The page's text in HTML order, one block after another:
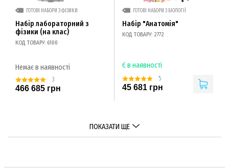
ГОТОВІ НАБОРИ З ФІЗИКИ
Набір лабораторний з
фізики (на клас)
КОД ТОВАРУ: 6100
Немає в наявності
3
466 685 грн
ГОТОВІ НАБОРИ З БІОЛОГІЇ
Набір "Анатомія"
КОД ТОВАРУ: 2772
Є в наявності
5
45 681 грн
ПОКАЗАТИ ЩЕ